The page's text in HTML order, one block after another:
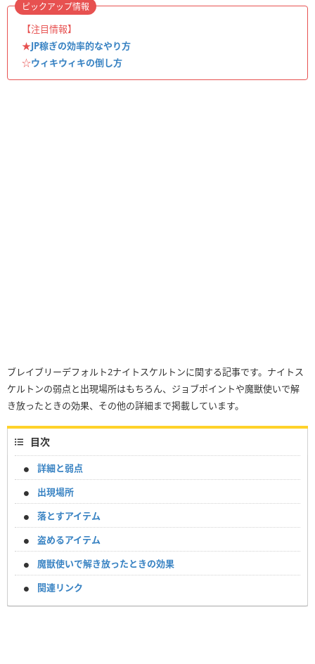
【注目情報】
★JP稼ぎの効率的なやり方
☆ウィキウィキの倒し方
ピックアップ情報
ブレイブリーデフォルト2ナイトスケルトンに関する記事です。ナイトス
ケルトンの弱点と出現場所はもちろん、ジョブポイントや魔獣使いで解
き放ったときの効果、その他の詳細まで掲載しています。
目次
詳細と弱点
出現場所
落とすアイテム
盗めるアイテム
魔獣使いで解き放ったときの効果
関連リンク